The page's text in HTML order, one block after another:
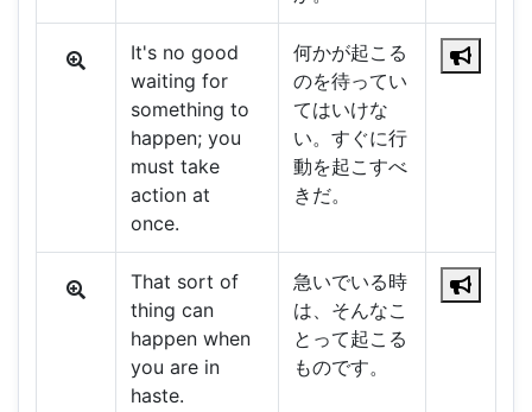
It's no good
waiting for
something to
happen; you
must take
action at
once.
何かが起こる
のを待ってい
てはいけな
い。すぐに行
動を起こすべ
きだ。
That sort of
thing can
happen when
you are in
haste.
急いでいる時
は、そんなこ
とって起こる
ものです。